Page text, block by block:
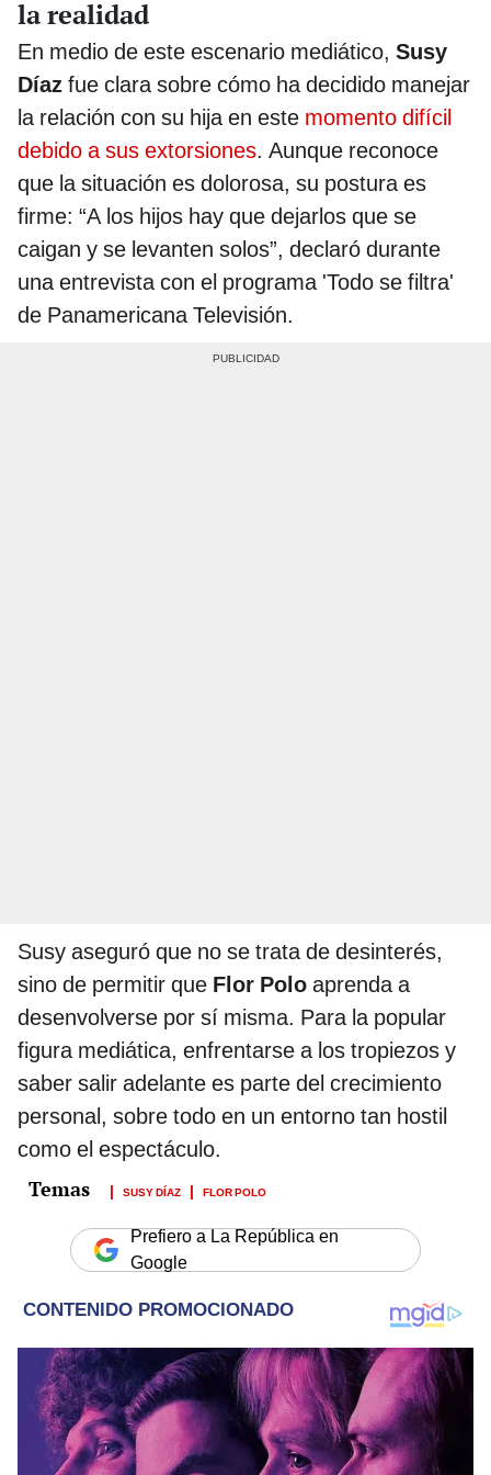
la realidad
En medio de este escenario mediático, Susy
Díaz fue clara sobre cómo ha decidido manejar
la relación con su hija en este momento difícil
debido a sus extorsiones. Aunque reconoce
que la situación es dolorosa, su postura es
firme: “A los hijos hay que dejarlos que se
caigan y se levanten solos”, declaró durante
una entrevista con el programa 'Todo se filtra'
de Panamericana Televisión.
Susy aseguró que no se trata de desinterés,
sino de permitir que Flor Polo aprenda a
desenvolverse por sí misma. Para la popular
figura mediática, enfrentarse a los tropiezos y
saber salir adelante es parte del crecimiento
personal, sobre todo en un entorno tan hostil
como el espectáculo.
SUSY DÍAZ FLOR POLO
Prefiero a La República en
Google